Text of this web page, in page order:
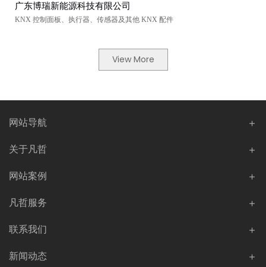
广东博瑞新能源科技有限公司
KNX 控制面板、执行器、传感器及其他 KNX 配件
View More
网站导航
关于凡哲
网站案例
凡哲服务
联系我们
新闻动态